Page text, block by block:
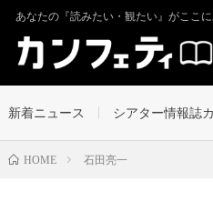
あなたの『読みたい・観たい』がここに
新着ニュース シアター情報誌
HOME 石田亮一